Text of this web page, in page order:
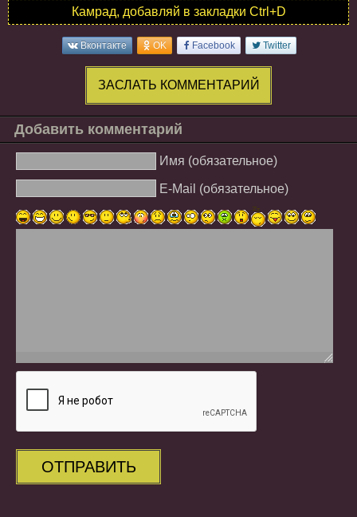
Камрад, добавляй в закладки Ctrl+D
Вконтакте OK Facebook Twitter
ЗАСЛАТЬ КОММЕНТАРИЙ
Добавить комментарий
Имя (обязательное)
E-Mail (обязательное)
ОТПРАВИТЬ